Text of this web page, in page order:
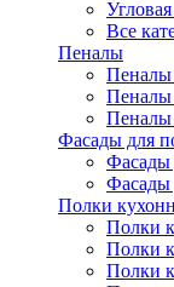
Все
Пеналы
Фасады для
Фасады
Фасады
Полки
Полки
Полки
Полки